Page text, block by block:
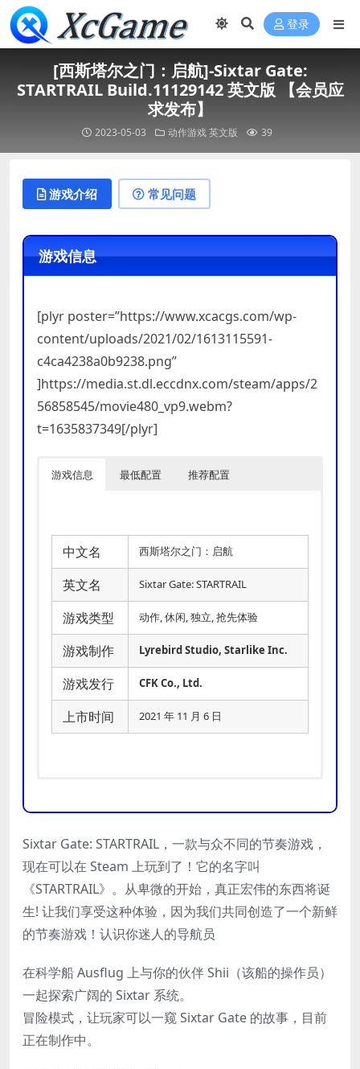
登录
[西斯塔尔之门：启航]-Sixtar Gate:
STARTRAIL Build.11129142 英文版 【会员应
求发布】
2023-05-03 动作游戏 英文版 39
游戏介绍 常见问题
游戏信息
[plyr poster=”https://www.xcacgs.com/wp-
content/uploads/2021/02/1613115591-
c4ca4238a0b9238.png”
]https://media.st.dl.eccdnx.com/steam/apps/2
56858545/movie480_vp9.webm?
t=1635837349[/plyr]
游戏信息 最低配置 推荐配置
中文名 西斯塔尔之门：启航
英文名 Sixtar Gate: STARTRAIL
游戏类型 动作, 休闲, 独立, 抢先体验
游戏制作 Lyrebird Studio, Starlike Inc.
游戏发行 CFK Co., Ltd.
上市时间 2021 年 11 月 6 日
配置
处理器:
Intel Core 2 Duo E6750 |
AMD Athlon 64 X2 6400+
显卡:Nvidia GeForce GT 320, 1 GB
| AMD Radeon HD 6670, 1 GB
DirectX 版本:11
推荐
配置
处理器:
Intel Core 2 Quad Q9400 |
AMD Phenom II X3 720
显卡:Nvidia GeForce 9800 GTX,
512 MB | AMD Radeon HD 4870,
512 MB
存储空间:需要 3 GB 可用空间
Sixtar Gate: STARTRAIL，一款与众不同的节奏游戏，
现在可以在 Steam 上玩到了！它的名字叫
《STARTRAIL》。从卑微的开始，真正宏伟的东西将诞
生! 让我们享受这种体验，因为我们共同创造了一个新鲜
的节奏游戏！认识你迷人的导航员
在科学船 Ausflug 上与你的伙伴 Shii（该船的操作员）
一起探索广阔的 Sixtar 系统。
冒险模式，让玩家可以一窥 Sixtar Gate 的故事，目前
正在制作中。